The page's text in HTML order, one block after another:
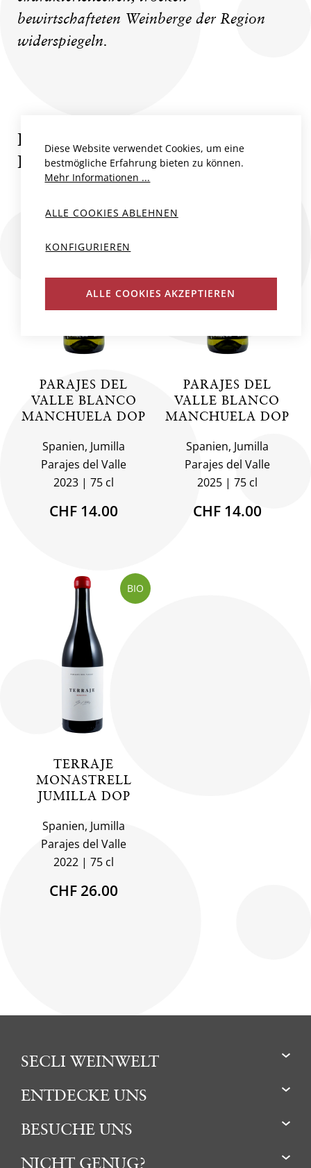
bewirtschafteten Weinberge der Region
widerspiegeln.
PRODUKTE VON PARAJES
DEL VALLE
BIO
PARAJES DEL
VALLE BLANCO
MANCHUELA DOP
Spanien, Jumilla
Parajes del Valle
2023
75 cl
CHF 14.00
PARAJES DEL
VALLE BLANCO
MANCHUELA DOP
Spanien, Jumilla
Parajes del Valle
2025
75 cl
CHF 14.00
BIO
TERRAJE
MONASTRELL
JUMILLA DOP
Spanien, Jumilla
Parajes del Valle
2022
75 cl
CHF 26.00
SECLI WEINWELT
ENTDECKE UNS
BESUCHE UNS
NICHT GENUG?
Diese Website verwendet Cookies, um eine
bestmögliche Erfahrung bieten zu können.
Mehr Informationen ...
ALLE COOKIES ABLEHNEN
KONFIGURIEREN
ALLE COOKIES AKZEPTIEREN